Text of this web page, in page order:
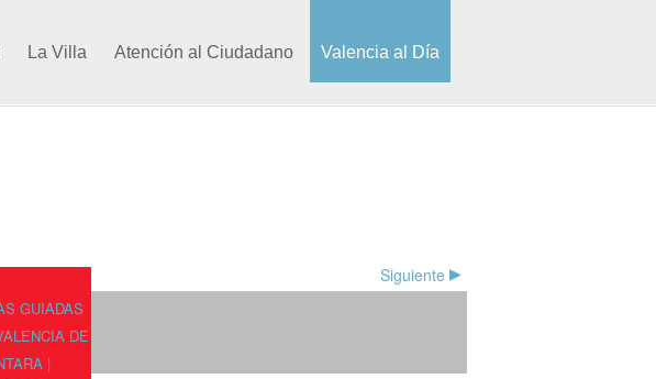
La Villa Atención al Ciudadano Valencia al Día
GUIADAS
DE
|
Siguiente